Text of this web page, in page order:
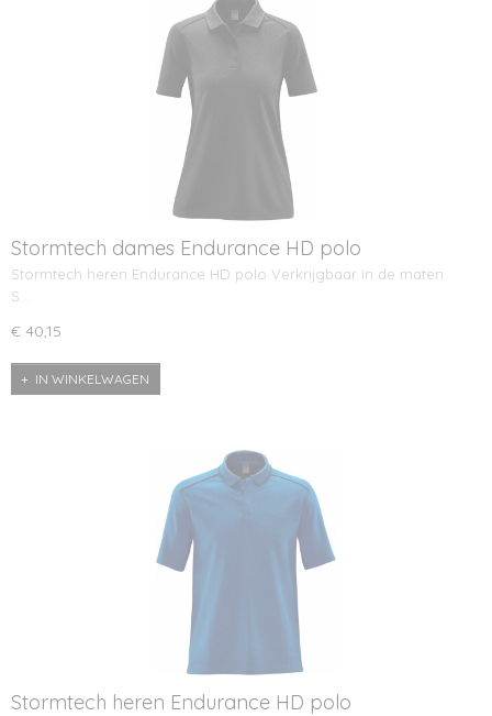
Stormtech dames Endurance HD polo
Stormtech heren Endurance HD polo Verkrijgbaar in de maten
S…
€ 40,15
IN WINKELWAGEN
Stormtech heren Endurance HD polo